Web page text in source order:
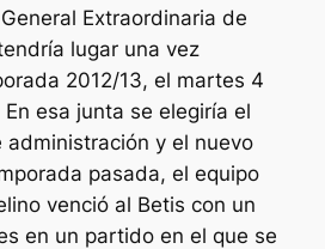
Extraordinaria de
lugar una vez
2012/13, el martes 4
esa junta se elegiría el
administración y el nuevo
pasada, el equipo
venció al Betis con un
en un partido en el que se